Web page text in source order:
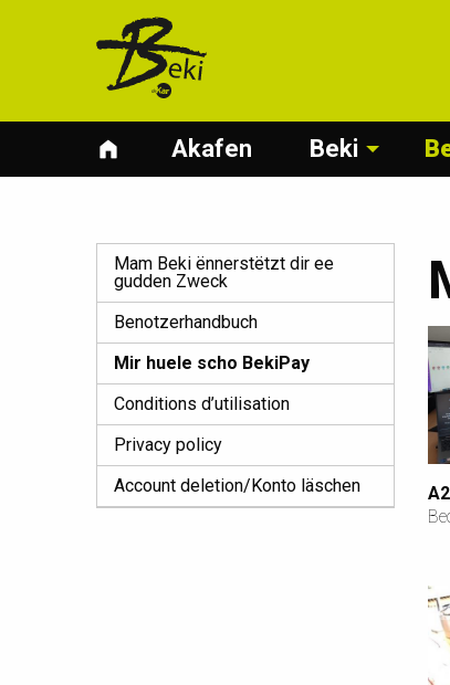
Akafen Beki
Mam Beki ënnerstëtzt dir ee
gudden Zweck
Benotzerhandbuch
Mir huele scho BekiPay
Conditions d’utilisation
Privacy policy
Account deletion/Konto läschen